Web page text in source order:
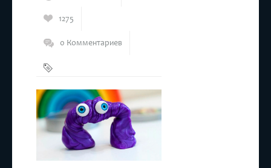
1275
0 Комментариев
для рук,
Хендгам